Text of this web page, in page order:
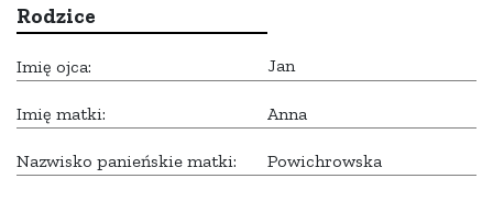
Rodzice
Imię ojca: Jan
Imię matki: Anna
Nazwisko panieńskie matki: Powichrowska